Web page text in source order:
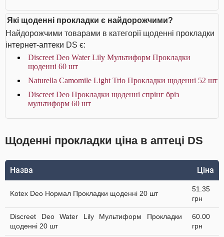
Які щоденні прокладки є найдорожчими?
Найдорожчими товарами в категорії щоденні прокладки
інтернет-аптеки DS є:
Discreet Deo Water Lily Мультиформ Прокладки
щоденні 60 шт
Naturella Camomile Light Trio Прокладки щоденнi 52 шт
Discreet Deo Прокладки щоденні спрінг бріз
мультиформ 60 шт
Щоденні прокладки ціна в аптеці DS
Назва Ціна
Kotex Deo Нормал Прокладки щоденні 20 шт
51.35
грн
Discreet Deo Water Lily Мультиформ Прокладки
щоденні 20 шт
60.00
грн